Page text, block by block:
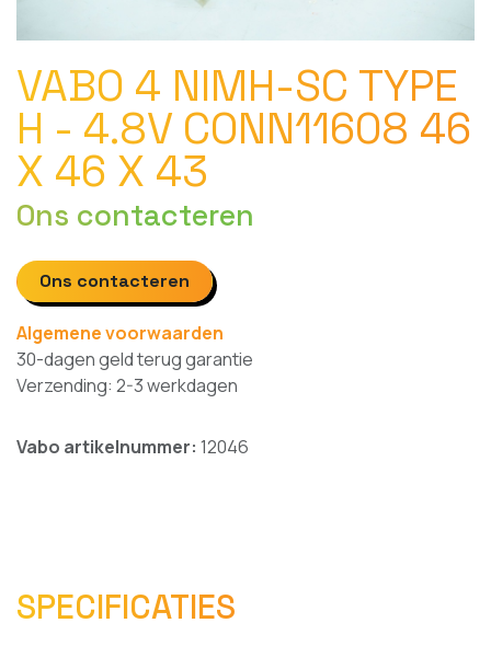
VABO 4 NIMH-SC TYPE
H - 4.8V CONN11608 46
X 46 X 43
Ons contacteren
Ons contacteren
Algemene voorwaarden
30-dagen geld terug garantie
Verzending: 2-3 werkdagen
Vabo artikelnummer: 12046
SPECIFICATIES